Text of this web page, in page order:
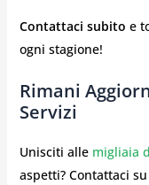
Contattaci subito e
ogni stagione!
Rimani
Servizi
Unisciti alle migliaia
aspetti? Contattaci su